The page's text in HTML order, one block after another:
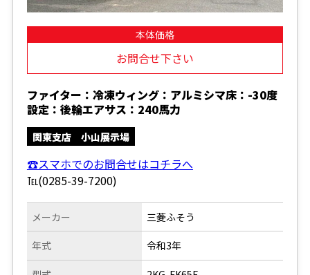
本体価格
お問合せ下さい
ファイター：冷凍ウィング：アルミシマ床：-30度
設定：後輪エアサス：240馬力
関東支店 小山展示場
☎スマホでのお問合せはコチラへ
℡(0285-39-7200)
メーカー
年式
三菱ふそう
令和3年